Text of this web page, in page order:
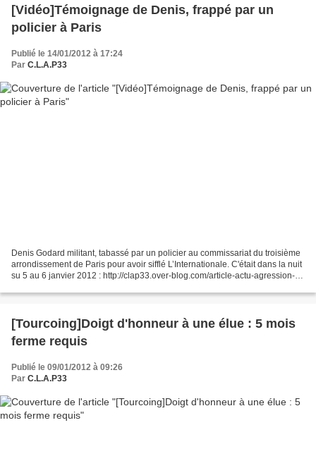
[Vidéo]Témoignage de Denis, frappé par un
policier à Paris
Publié le 14/01/2012 à 17:24
Par C.L.A.P33
Denis Godard militant, tabassé par un policier au commissariat du troisième
arrondissement de Paris pour avoir sifflé L’Internationale. C'était dans la nuit
su 5 au 6 janvier 2012 : http://clap33.over-blog.com/article-actu-agression-
[Tourcoing]Doigt d'honneur à une élue : 5 mois
ferme requis
Publié le 09/01/2012 à 09:26
Par C.L.A.P33